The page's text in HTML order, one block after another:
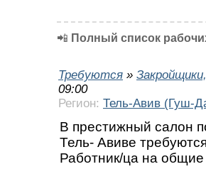
📲 Полный список
Требуются »
09:00
Регион: Тель-Авив (Гуш-
В престижный салон
Тель- Авиве
Работник/ца на